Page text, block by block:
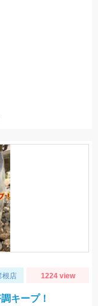
根店 1224 view
キープ！